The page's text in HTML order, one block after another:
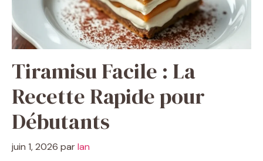
Tiramisu Facile : La
Recette Rapide pour
Débutants
juin 1, 2026 parIan